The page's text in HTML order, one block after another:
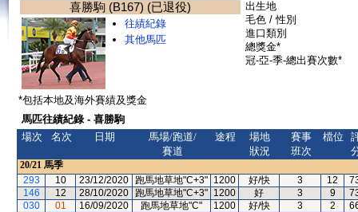
喜勝駒 (B167) (已退役)
往績紀錄
其他馬匹
出生地
毛色 / 性別
進口類別
總獎金*
冠-亞-季-總出賽次數*
*包括本地及海外賽績及獎金
馬匹往績紀錄 - 喜勝駒
場次
名次 日期
馬場/跑道/
賽道
途程
場地
狀況
賽事
班次
檔位
20/21 馬季
293
10 23/12/2020 跑馬地草地"C+3" 1200 好/快 3 12
146
12 28/10/2020 跑馬地草地"C+3" 1200 好 3 9
030
01 16/09/2020 跑馬地草地"C" 1200 好/快 3 2